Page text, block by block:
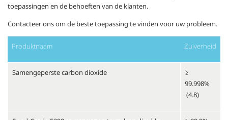
toepassingen en de behoeften van de klanten.
Contacteer ons om de beste toepassing te vinden voor uw probleem.
Produktnaam Zuiverheid
Samengeperste carbon dioxide
≥
99.998%
(4.8)